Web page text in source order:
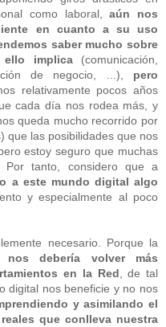
como laboral,aún nos
en cuanto a su uso
saber mucho sobre
implica(comunicación,
de negocio, ...), pero
relativamente pocos años
cada día nos rodea más, y
queda mucho recorrido por
que las posibilidades que nos
estoy seguro que muchas
tanto, considero que a
a este mundo digital algo
y especialmente al poco
necesario. Porque la
nos debería volver más
en la Red , de tal
digital nos beneficie y no nos
y asimilando el
que conlleva nuestra